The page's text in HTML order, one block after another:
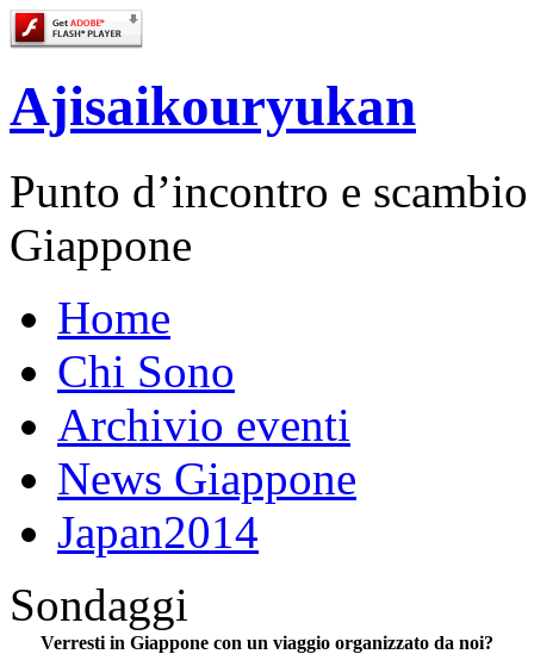
Ajisaikouryukan
Punto d’incontro e
Giappone
Home
Chi Sono
Archivio eventi
News Giappone
Japan2014
Sondaggi
Verresti in Giappone con un viaggio organizzato da noi?